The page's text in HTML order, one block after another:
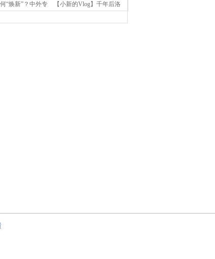
“焕新”？中外专 【小新的Vlog】千年后洛